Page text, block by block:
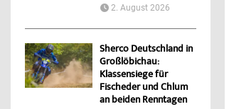
2. August 2026
Sherco Deutschland in
Großlöbichau:
Klassensiege für
Fischeder und Chlum
an beiden Renntagen